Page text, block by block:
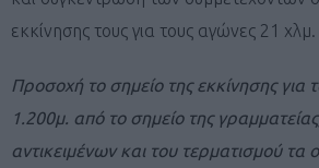
εκκίνησης τους για τους αγώνες 21
Προσοχή το σημείο της εκκίνησης για
1.200μ. από το σημείο της
αντικειμένων και του τερματισμού τα